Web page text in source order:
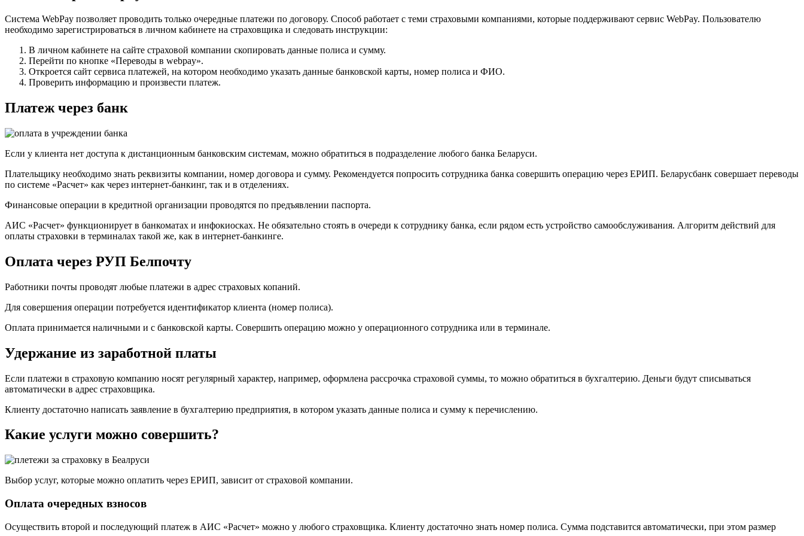
Система WebPay позволяет проводить только очередные платежи по договору. Способ работает с теми страховыми компаниями, которые поддерживают сервис WebPay. Пользователю
необходимо зарегистрироваться в личном кабинете на страховщика и следовать инструкции:
В личном кабинете на сайте страховой компании скопировать данные полиса и сумму.
Перейти по кнопке «Переводы в webpay».
Откроется сайт сервиса платежей, на котором необходимо указать данные банковской карты, номер полиса и ФИО.
Проверить информацию и произвести платеж.
Платеж через банк
Если у клиента нет доступа к дистанционным банковским системам, можно обратиться в подразделение любого банка Беларуси.
Плательщику необходимо знать реквизиты компании, номер договора и сумму. Рекомендуется попросить сотрудника банка совершить операцию через ЕРИП. Беларусбанк совершает переводы
по системе «Расчет» как через интернет-банкинг, так и в отделениях.
Финансовые операции в кредитной организации проводятся по предъявлении паспорта.
АИС «Расчет» функционирует в банкоматах и инфокиосках. Не обязательно стоять в очереди к сотруднику банка, если рядом есть устройство самообслуживания. Алгоритм действий для
оплаты страховки в терминалах такой же, как в интернет-банкинге.
Оплата через РУП Белпочту
Работники почты проводят любые платежи в адрес страховых копаний.
Для совершения операции потребуется идентификатор клиента (номер полиса).
Оплата принимается наличными и с банковской карты. Совершить операцию можно у операционного сотрудника или в терминале.
Удержание из заработной платы
Если платежи в страховую компанию носят регулярный характер, например, оформлена рассрочка страховой суммы, то можно обратиться в бухгалтерию. Деньги будут списываться
автоматически в адрес страховщика.
Клиенту достаточно написать заявление в бухгалтерию предприятия, в котором указать данные полиса и сумму к перечислению.
Какие услуги можно совершить?
Выбор услуг, которые можно оплатить через ЕРИП, зависит от страховой компании.
Оплата очередных взносов
Осуществить второй и последующий платеж в АИС «Расчет» можно у любого страховщика. Клиенту достаточно знать номер полиса. Сумма подставится автоматически, при этом размер